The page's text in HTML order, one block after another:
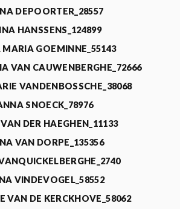
DEPOORTER_28557
HANSSENS_124899
GOEMINNE_55143
VAN CAUWENBERGHE_72666
VANDENBOSSCHE_38068
SNOECK_78976
DER HAEGHEN_11133
VAN DORPE_135356
VINDEVOGEL_58552
VAN DE KERCKHOVE_58062